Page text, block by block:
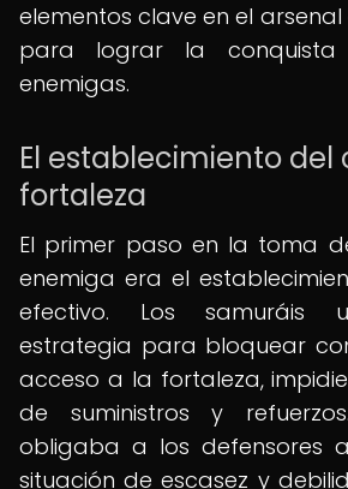
elementos clave en el
para lograr la conquista
enemigas.
El establecimiento del
fortaleza
El primer paso en la toma
enemiga era el
efectivo. Los samuráis
estrategia para bloquear
acceso a la fortaleza,
de suministros y
obligaba a los defensores
situación de escasez y